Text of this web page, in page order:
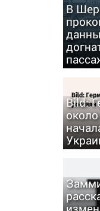
В
Bild: